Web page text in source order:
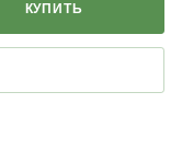
КУПИТЬ